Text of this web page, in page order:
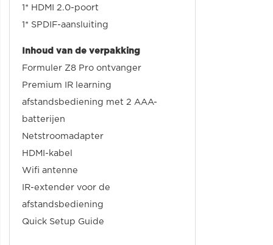
1* HDMI 2.0-poort
1* SPDIF-aansluiting
Inhoud van de verpakking
Formuler Z8 Pro ontvanger
Premium IR learning
afstandsbediening met 2 AAA-
batterijen
Netstroomadapter
HDMI-kabel
Wifi antenne
IR-extender voor de
afstandsbediening
Quick Setup Guide